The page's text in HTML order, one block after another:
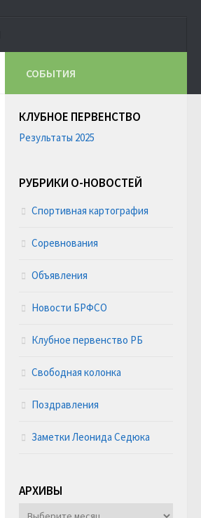
СОБЫТИЯ
КЛУБНОЕ ПЕРВЕНСТВО
Результаты 2025
РУБРИКИ О-НОВОСТЕЙ
Спортивная картография
Соревнования
Объявления
Новости БРФСО
Клубное первенство РБ
Свободная колонка
Поздравления
Заметки Леонида Седюка
АРХИВЫ
АРХИВЫ